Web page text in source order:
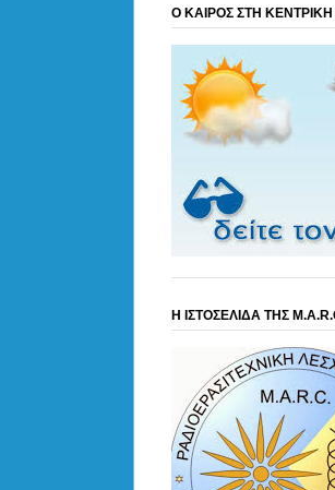
Ο ΚΑΙΡΟΣ ΣΤΗ
Η ΙΣΤΟΣΕΛΙΔΑ ΤΗΣ